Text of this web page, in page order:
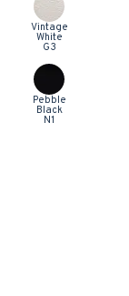
Vintage
White
G3
Pebble
Black
N1